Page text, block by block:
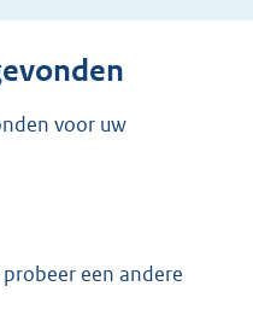
voor uw
een andere